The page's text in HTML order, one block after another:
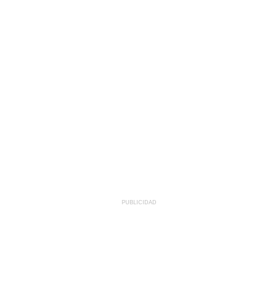
PUBLICIDAD